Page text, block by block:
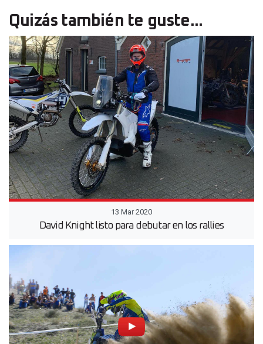
Quizás también te guste...
13 Mar 2020
David Knight listo para debutar en los rallies